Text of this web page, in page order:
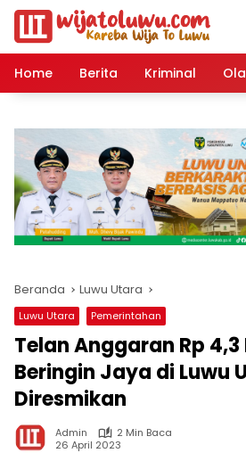
Langsung
konten
Home
Berita Kriminal
Beranda Luwu Utara
Luwu Utara Pemerintahan
Telan Anggaran Rp
Beringin Jaya di Luwu
Diresmikan
Admin
2 Min Baca
26 April 2023